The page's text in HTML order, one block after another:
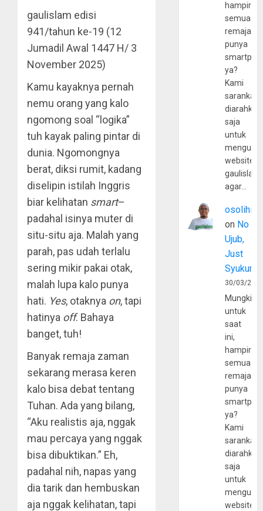
gaulislam edisi
941/tahun ke-19 (12
Jumadil Awal 1447 H/ 3
November 2025)
Kamu kayaknya pernah
nemu orang yang kalo
ngomong soal “logika”
tuh kayak paling pintar di
dunia. Ngomongnya
berat, diksi rumit, kadang
diselipin istilah Inggris
biar kelihatan smart–
padahal isinya muter di
situ-situ aja. Malah yang
parah, pas udah terlalu
sering mikir pakai otak,
malah lupa kalo punya
hati. Yes, otaknya on, tapi
hatinya off. Bahaya
banget, tuh!
Banyak remaja zaman
sekarang merasa keren
kalo bisa debat tentang
Tuhan. Ada yang bilang,
“Aku realistis aja, nggak
mau percaya yang nggak
bisa dibuktikan.” Eh,
padahal nih, napas yang
dia tarik dan hembuskan
aja nggak kelihatan, tapi
hampir
semua
remaja
punya
ya?
Kami
sarankan,
diarahkan
saja
untuk
website
agar…
osolihin
on No
Ujub,
Just
Syukur
30/03/
Mungkin
untuk
saat
ini,
hampir
semua
remaja
punya
ya?
Kami
sarankan,
diarahkan
saja
untuk
website